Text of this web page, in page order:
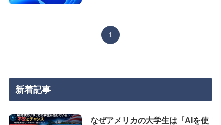
1
新着記事
なぜアメリカの大学生は「AIを使